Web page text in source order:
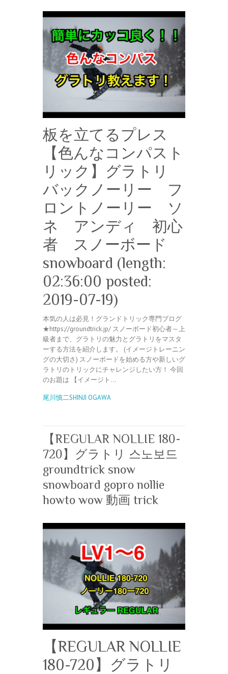
板を立てるプレス
【色んなコンパスト
リック】グラトリ
バックノーリー フ
ロントノーリー ソ
ネ アンディ 初心
者 スノーボード
snowboard (length:
02:36:00 posted:
2019-07-19)
本気の人は必見！グランドトリック専門ブログ
★https://groundtrick.jp/ スノーボード初心者～上
級者まで、グラトリの魅力とグラトリをマスタ
ーする方法を紹介します。 (イメージトレーニン
グの大切さ) スノーボードを始める方や新しいグ
ラトリのトリックにチャレンジしたい方！ 今回
のお題は 【イメージト…
尾川慎二SHINJI OGAWA
【REGULAR NOLLIE 180-
720】グラトリ 스노보드
groundtrick snow
snowboard gopro nollie
howto wow 動画 trick
【REGULAR NOLLIE
180-720】グラトリ